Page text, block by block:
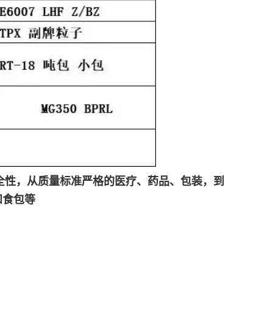
，从质量标准严格的医疗、药品、包装，到
包等